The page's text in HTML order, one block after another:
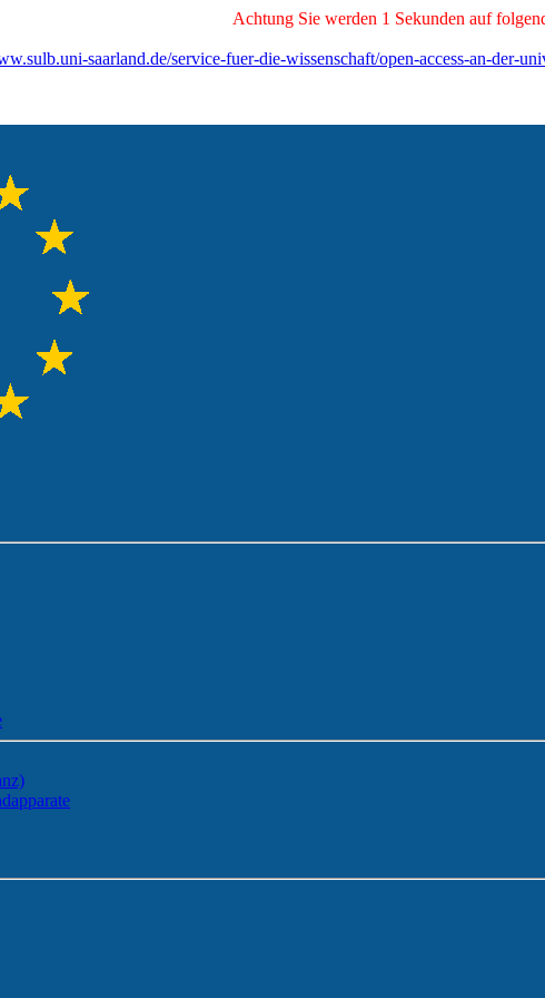
Achtung Sie werden 1 Sekunden auf
saarland.de/service-fuer-die-wissenschaft/open-access-an-der-